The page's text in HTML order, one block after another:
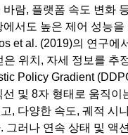
람, 플랫폼 속도 변화
서도 높은 제어 성능을
et al. (2019)의 연구에
은 위치, 자세 정보를 추
Policy Gradient
및 8자 형태로 움직이
, 다양한 속도, 궤적 시
그러나 연속 상태 및 액